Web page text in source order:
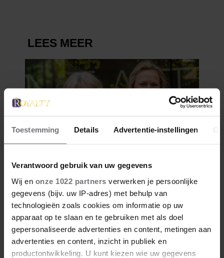
Toestemming Details Advertentie-instellingen
Verantwoord gebruik van uw gegevens
Wij en onze 1022 partners verwerken je persoonlijke
gegevens (bijv. uw IP-adres) met behulp van
technologieën zoals cookies om informatie op uw
apparaat op te slaan en te gebruiken met als doel
gepersonaliseerde advertenties en content, metingen aan
advertenties en content, inzicht in publiek en
productontwikkeling. U kunt kiezen wie uw gegevens